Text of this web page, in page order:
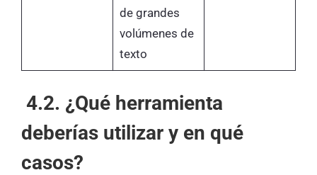
de grandes
volúmenes de
texto
4.2. ¿Qué herramienta
deberías utilizar y en qué
casos?